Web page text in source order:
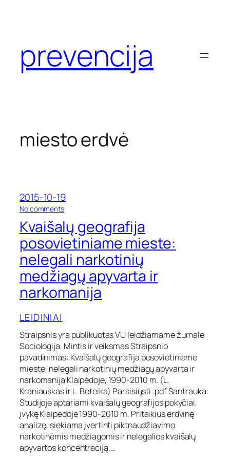
prevencija
miesto erdvė
2015-10-19
No commentso
K
v
a
i
š
a
l
ų
g
r
a
f
i
j
a
p
o
s
o
v
i
Kvaišalų geografija
posovietiniame mieste:
nelegali narkotinių
medžiagų apyvarta ir
narkomanija
LEIDINIAI
Straipsnis yra publikuotas VU leidžiamame žurnale
Sociologija. Mintis ir veiksmas Straipsnio
pavadinimas: Kvaišalų geografija posovietiniame
mieste: nelegali narkotinių medžiagų apyvarta ir
narkomanija Klaipėdoje, 1990-2010 m. (L.
Kraniauskas ir L. Beteika) Parsisiųsti .pdf Santrauka.
Studijoje aptariami kvaišalų geografijos pokyčiai,
įvykę Klaipėdoje 1990-2010 m. Pritaikius erdvinę
analizę, siekiama įvertinti piktnaudžiavimo
narkotinėmis medžiagomis ir nelegalios kvaišalų
apyvartos koncentraciją,…